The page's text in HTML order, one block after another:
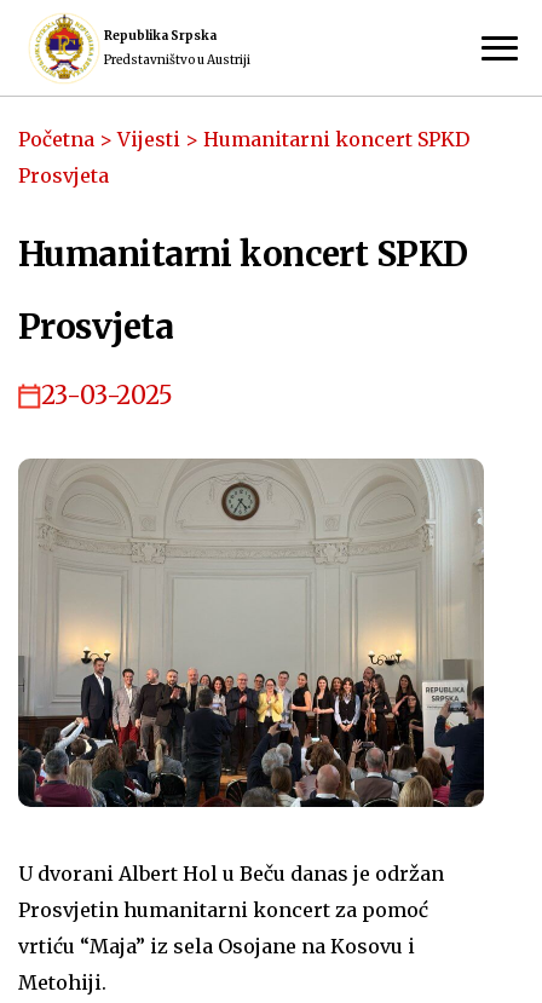
Republika Srpska
Predstavništvo u Austriji
Početna >Vijesti > Humanitarni koncert SPKD
Prosvjeta
Humanitarni koncert SPKD
Prosvjeta
23-03-2025
U dvorani Albert Hol u Beču danas je održan
Prosvjetin humanitarni koncert za pomoć
vrtiću “Maja” iz sela Osojane na Kosovu i
Metohiji.